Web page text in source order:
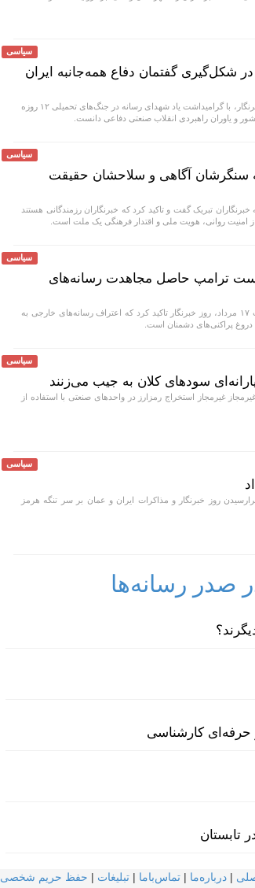
سیاسی
شکل‌گیری گفتمان دفاع همه‌جانبه ایران
وزارت دفاع در بیانیه‌ای ضمن تبریک روز خبرنگار، با گرامیداشت یاد شهدای رسانه در جنگ‌های تحمیلی ۱۲ روزه
و یاوران راهبردی انقلاب صنعتی دفاعی دانست.
سیاسی
سنگرشان آگاهی و سلاحشان حقیقت
روز ۱۷ مرداد را به خبرنگاران تبریک گفت و تاکید کرد که خبرنگاران رزمندگانی هستند
روانی، هویت ملی و اقتدار فرهنگی یک ملت است.
سیاسی
ترامپ حاصل مجاهدت رسانه‌های
سپاه پاسداران انقلاب اسلامی به مناسبت ۱۷ مرداد، روز خبرنگار تاکید کرد که اعتراف رسانه‌های خارجی به
پراکنی‌های دشمنان است.
سیاسی
سودهای کلان به جیب می‌زنند
غیرمجاز استخراج رمزارز در واحدهای صنعتی با استفاده از
سیاسی
روز خبرنگار و مذاکرات ایران و عمان بر سر تنگه هرمز
صدر رسانه‌ها
حرفه‌ای کارشناسی
تابستان
| درباره‌ما | تماس‌با‌ما | تبلیغات | حفظ حریم شخصی